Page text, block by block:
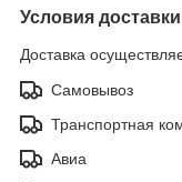
Условия доставки
Доставка
Самовывоз
Транспортная
Авиа